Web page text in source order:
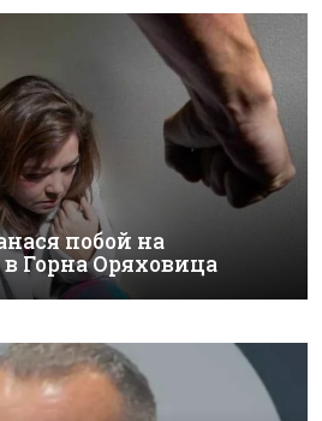
побой на
Горна Оряховица